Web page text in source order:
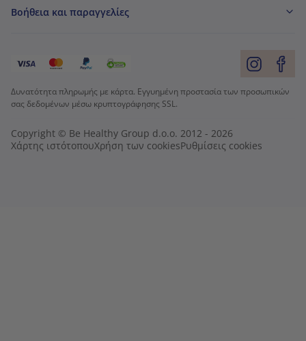
Βοήθεια και παραγγελίες
Δυνατότητα πληρωμής με κάρτα. Εγγυημένη προστασία των προσωπικών
σας δεδομένων μέσω κρυπτογράφησης SSL.
Copyright © Be Healthy Group d.o.o. 2012 - 2026
Χάρτης ιστότοπουΧρήση των cookiesΡυθμίσεις cookies